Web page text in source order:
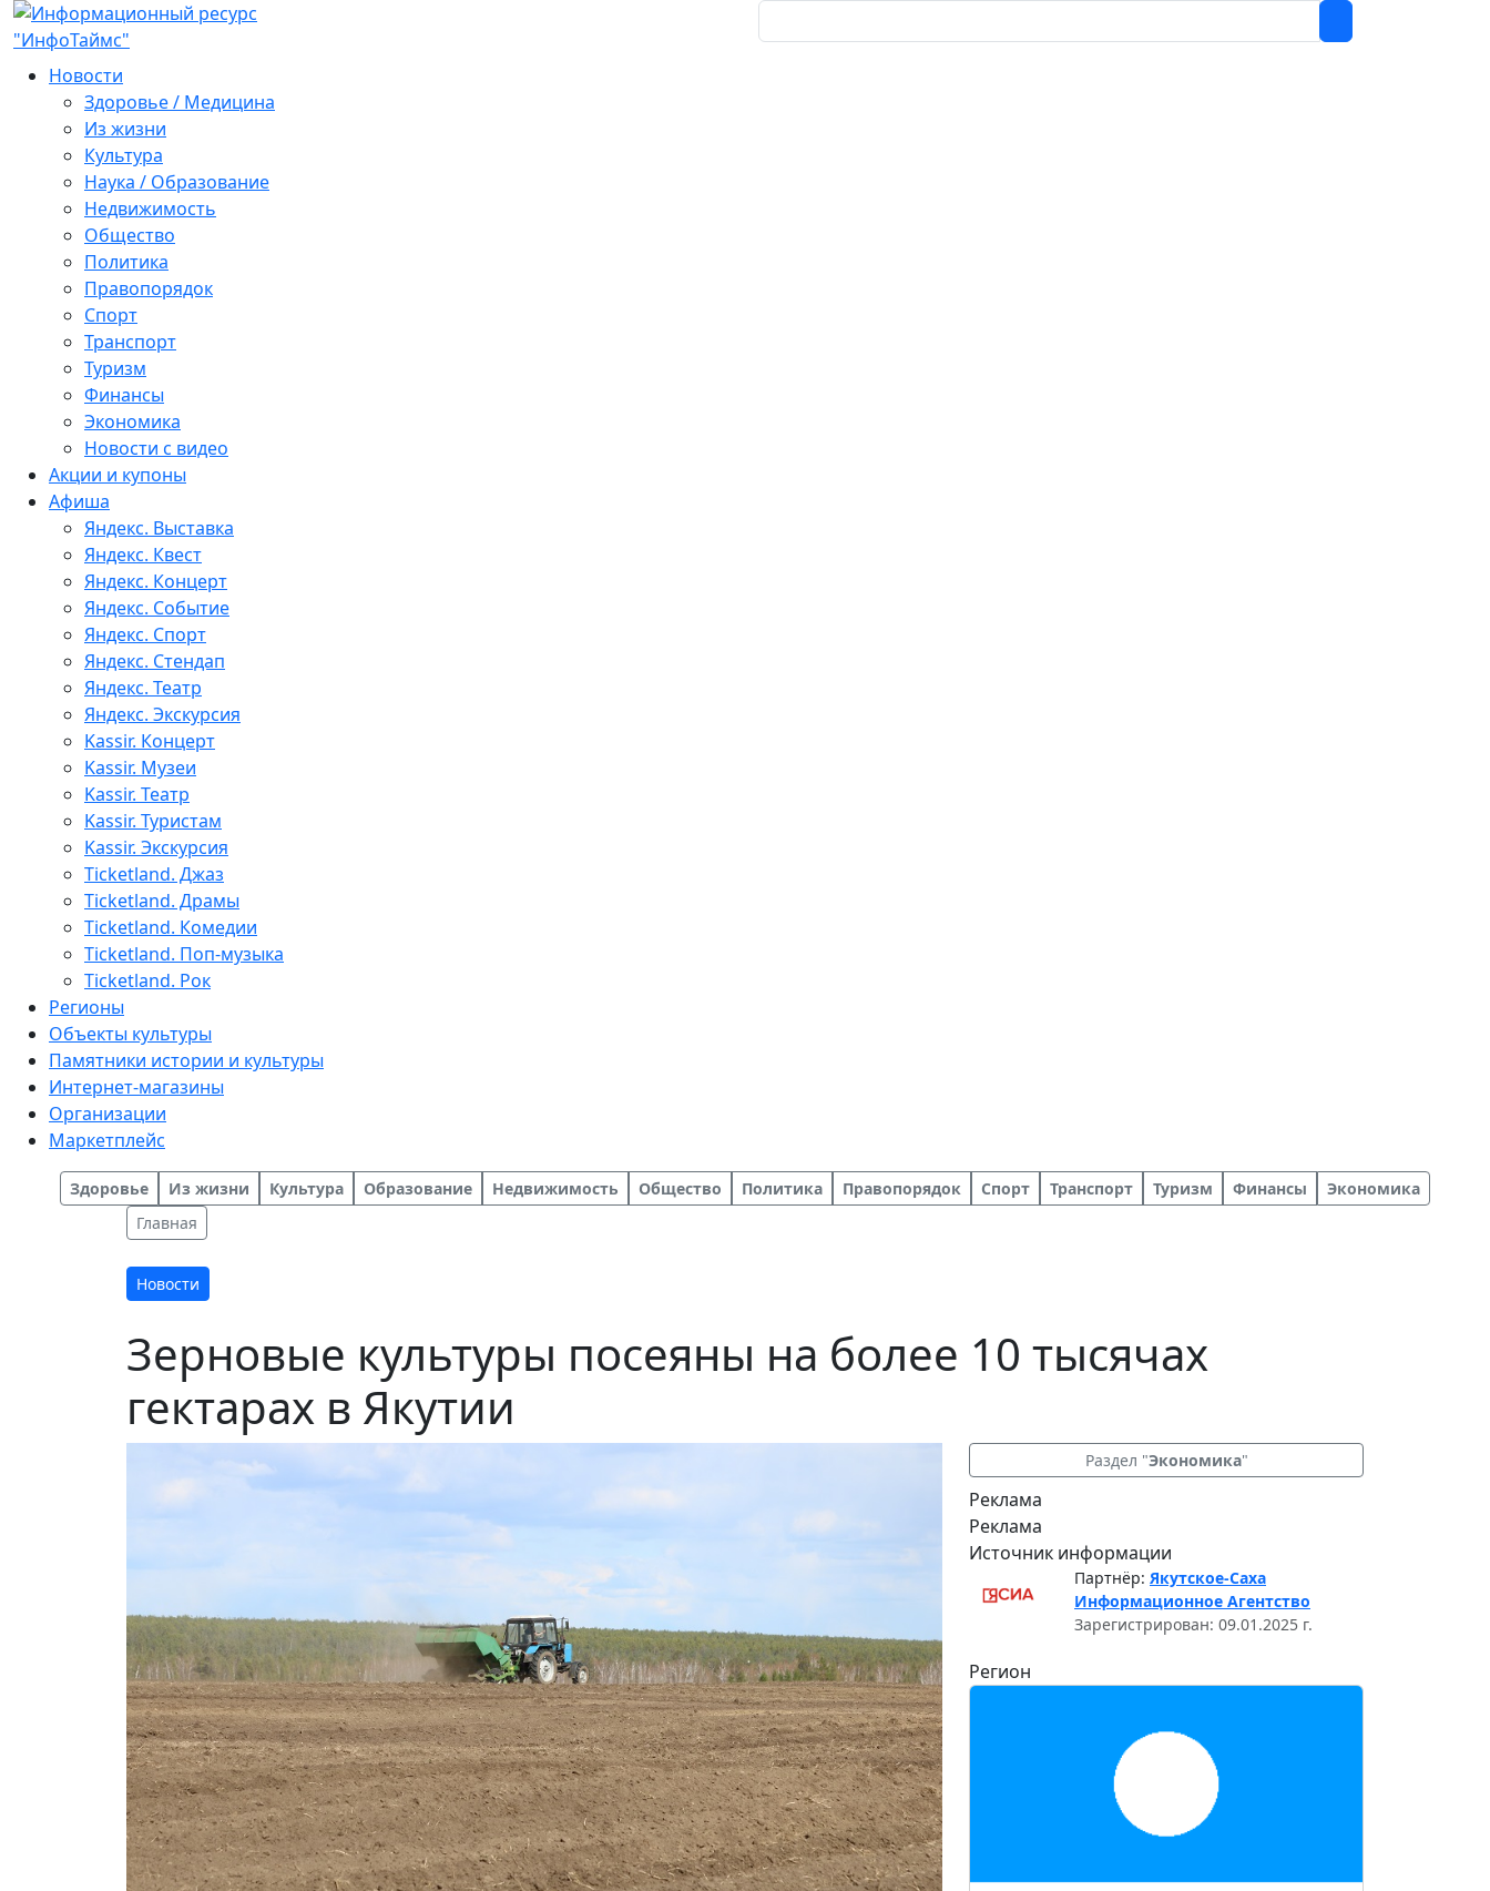
Новости
Здоровье / Медицина
Из жизни
Культура
Наука / Образование
Недвижимость
Общество
Политика
Правопорядок
Спорт
Транспорт
Туризм
Финансы
Экономика
Новости с видео
Акции и купоны
Афиша
Яндекс. Выставка
Яндекс. Квест
Яндекс. Концерт
Яндекс. Событие
Яндекс. Спорт
Яндекс. Стендап
Яндекс. Театр
Яндекс. Экскурсия
Kassir. Концерт
Kassir. Музеи
Kassir. Театр
Kassir. Туристам
Kassir. Экскурсия
Ticketland. Джаз
Ticketland. Драмы
Ticketland. Комедии
Ticketland. Поп-музыка
Ticketland. Рок
Регионы
Объекты культуры
Памятники истории и культуры
Интернет-магазины
Организации
Маркетплейс
Здоровье Из жизни Культура Образование Недвижимость Общество Политика Правопорядок Спорт Транспорт Туризм Финансы
Экономика
Главная
Новости
Зерновые культуры посеяны на более 10 тысячах
гектарах в Якутии
Раздел "Экономика"
Реклама
Реклама
Источник информации
Партнёр: Якутское-Саха
Информационное Агентство
Зарегистрирован: 09.01.2025 г.
Регион